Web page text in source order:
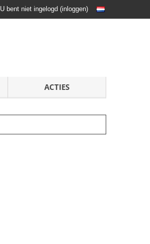
U bent niet ingelogd (inloggen)
ACTIES